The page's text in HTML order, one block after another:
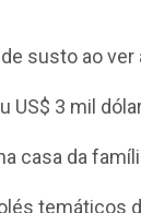
susto ao
US$ 3 mil
casa da
temáticos